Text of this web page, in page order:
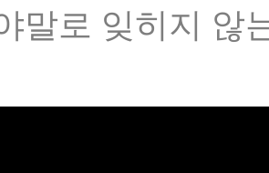
말로 잊히지 않